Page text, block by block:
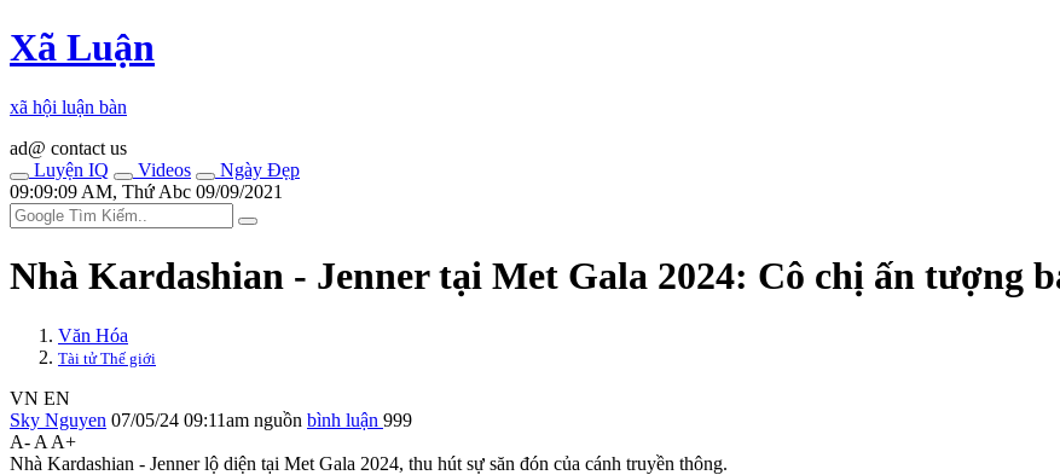
Xã Luận
xã hội luận bàn
ad@ contact us
Luyện IQ
Videos
Ngày Đẹp
09:09:09 AM, Thứ Abc 09/09/2021
Nhà Kardashian - Jenner tại Met Gala 2024: Cô chị ấn tượng
Văn Hóa
Tài tử Thế giới
VN EN
Sky Nguyen 07/05/24 09:11am nguồn bình luận 999
A- A A+
Nhà Kardashian - Jenner lộ diện tại Met Gala 2024, thu hút sự săn đón của cánh truyền thông.